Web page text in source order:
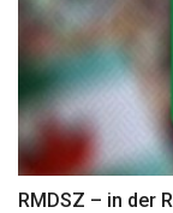
RMDSZ – in der